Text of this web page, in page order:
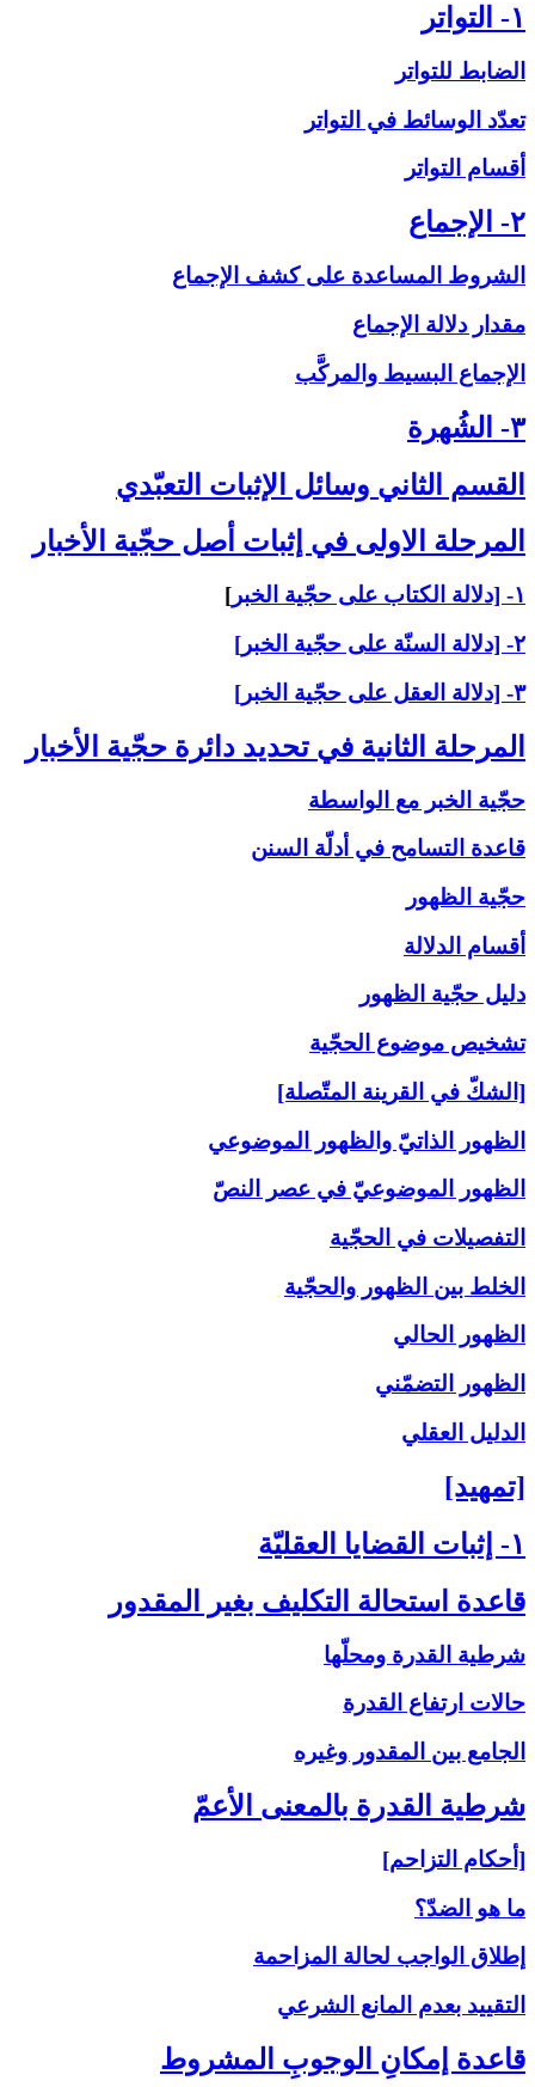
۱- التواتر
الضابط للتواتر
تعدّد الوسائط في التواتر
أقسام التواتر
۲- الإجماع‏
الشروط المساعدة على‏ كشف الإجماع
مقدار دلالة الإجماع
الإجماع البسيط والمركَّب
۳- الشُهرة
القسم الثاني ‏وسائل الإثبات التعبّدي‏
المرحلة الاولى ‏في إثبات أصل حجّية الأخبار
۱- [دلالة الكتاب على حجّية الخبر
]
۲- [دلالة السنّة على حجّية الخبر]
۳- [دلالة العقل على حجّية الخبر]
المرحلة الثانية في تحديد دائرة حجّية الأخبار
حجّية الخبر مع الواسطة
قاعدة التسامح في أدلّة السنن
حجّية الظهور
أقسام الدلالة
دليل حجّية الظهور
تشخيص موضوع الحجّية
[الشكّ في القرينة المتّصلة]
الظهور الذاتيّ والظهور الموضوعي
الظهور الموضوعيّ في عصر النصّ
التفصيلات في الحجّية
الخلط بين الظهور والحجّية
الظهور الحالي
الظهور التضمّني
الدليل العقلي
[تمهيد]
۱- إثبات القضايا العقليّة
قاعدة استحالة التكليف بغير المقدور
شرطية القدرة ومحلّها
حالات ارتفاع القدرة
الجامع بين المقدور وغيره
شرطية القدرة بالمعنى‏ الأعمّ‏
[أحكام التزاحم]
ما هو الضدّ؟
إطلاق الواجب لحالة المزاحمة
التقييد بعدم المانع الشرعي
قاعدة إمكانِ الوجوبِ المشروط